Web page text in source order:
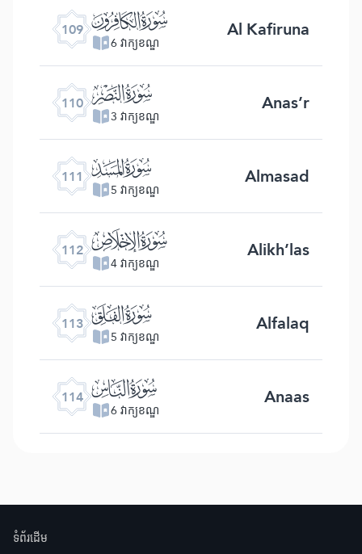
109 ﰚ
6 វាក្យខណ្ឌ Al Kafiruna
110 ﰛ
3 វាក្យខណ្ឌ Anas’r
111 ﰜ
5 វាក្យខណ្ឌ Almasad
112 ﰝ
4 វាក្យខណ្ឌ Alikh’las
113 ﰞ
5 វាក្យខណ្ឌ Alfalaq
114 ﰟ
6 វាក្យខណ្ឌ Anaas
ទំព័រ​ដេីម